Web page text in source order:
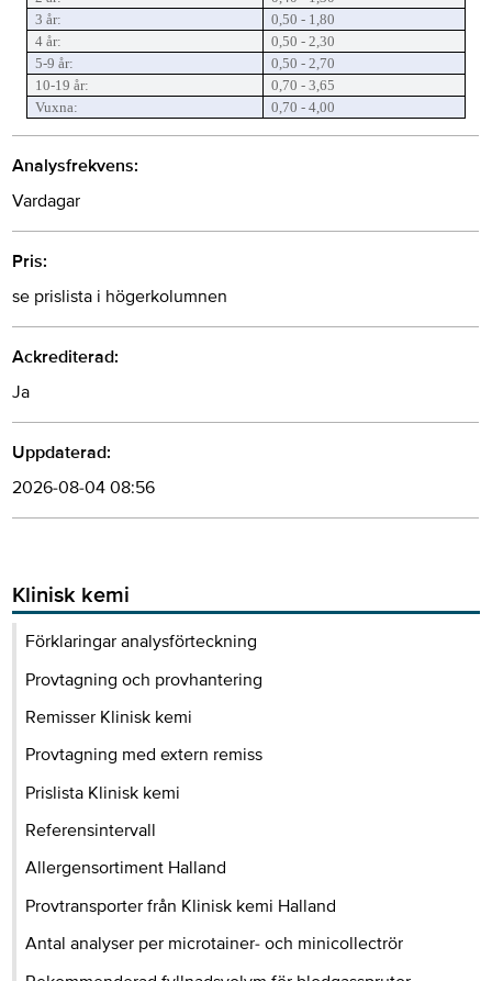
3 år:
0,50 - 1,80
4 år:
0,50 - 2,30
5-9 år:
0,50 - 2,70
10-19 år:
0,70 - 3,65
Vuxna:
0,70 - 4,00
Analysfrekvens:
Vardagar
Pris:
se prislista i högerkolumnen
Ackrediterad:
Ja
Uppdaterad:
2026-08-04 08:56
Klinisk kemi
Förklaringar analysförteckning
Provtagning och provhantering
Remisser Klinisk kemi
Provtagning med extern remiss
Prislista Klinisk kemi
Referensintervall
Allergensortiment Halland
Provtransporter från Klinisk kemi Halland
Antal analyser per microtainer- och minicollectrör